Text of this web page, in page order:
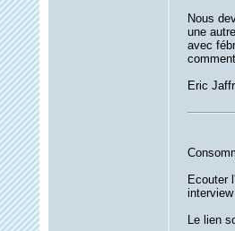
Nous
une
avec
Eric
Ecouter
Le lien